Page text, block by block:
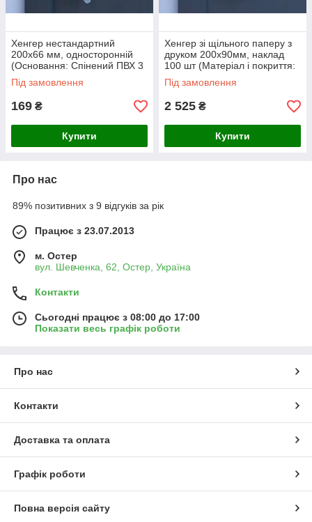
Хенгер нестандартний
200х66 мм, односторонній
(Основання: Спінений ПВХ 3
мм; Спосіб нанесення: УФ
друк 1440 dpi;)
Під замовлення
169 ₴
Купити
Хенгер зі щільного паперу з
друком 200х90мм, наклад
100 шт (Матеріал і покриття:
Дрібний папір 350 г/м2. БЕЗ
покрытия; )
Під замовлення
2 525 ₴
Купити
Про нас
89% позитивних з 9 відгуків за рік
Працює з 23.07.2013
м. Остер
вул. Шевченка, 62, Остер, Україна
Контакти
Сьогодні працює з 08:00 до 17:00
Показати весь графік роботи
Про нас
Контакти
Доставка та оплата
Графік роботи
Повна версія сайту